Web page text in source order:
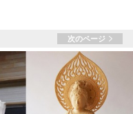
次のページ